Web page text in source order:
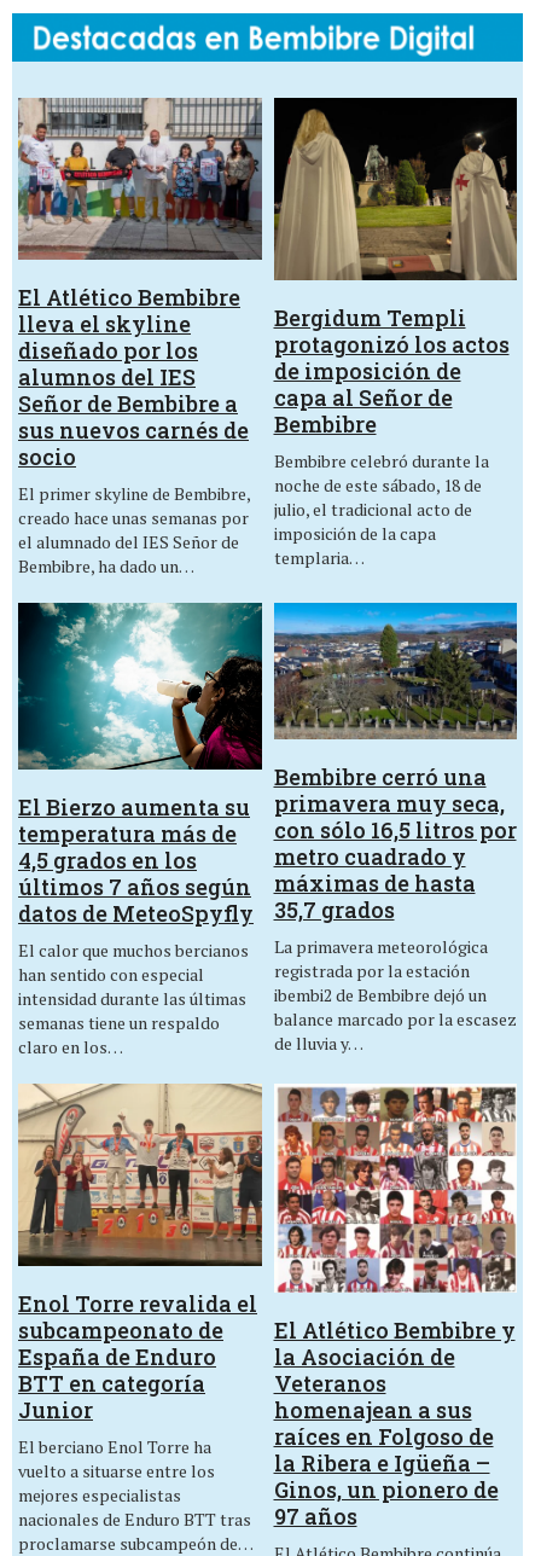
El Atlético Bembibre
lleva el skyline
diseñado por los
alumnos del IES
Señor de Bembibre a
sus nuevos carnés de
socio
El primer skyline de Bembibre,
creado hace unas semanas por
el alumnado del IES Señor de
Bembibre, ha dado un…
Bergidum Templi
protagonizó los actos
de imposición de
capa al Señor de
Bembibre
Bembibre celebró durante la
noche de este sábado, 18 de
julio, el tradicional acto de
imposición de la capa
templaria…
El Bierzo aumenta su
temperatura más de
4,5 grados en los
últimos 7 años según
datos de MeteoSpyfly
El calor que muchos bercianos
han sentido con especial
intensidad durante las últimas
semanas tiene un respaldo
claro en los…
Bembibre cerró una
primavera muy seca,
con sólo 16,5 litros por
metro cuadrado y
máximas de hasta
35,7 grados
La primavera meteorológica
registrada por la estación
ibembi2 de Bembibre dejó un
balance marcado por la escasez
de lluvia y…
Enol Torre revalida el
subcampeonato de
España de Enduro
BTT en categoría
Junior
El berciano Enol Torre ha
vuelto a situarse entre los
mejores especialistas
nacionales de Enduro BTT tras
proclamarse subcampeón de…
El Atlético Bembibre y
la Asociación de
Veteranos
homenajean a sus
raíces en Folgoso de
la Ribera e Igüeña –
Ginos, un pionero de
97 años